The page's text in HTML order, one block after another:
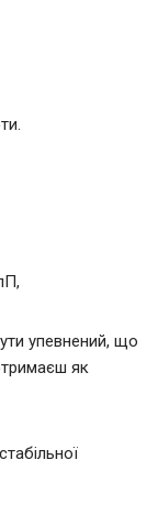
упевнений, що
як